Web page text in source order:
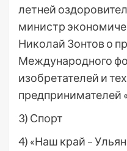
летней
министр
Николай Зонтов о
Международного
изобретателей и
предпринимателей
3) Спорт
4) «Наш край –